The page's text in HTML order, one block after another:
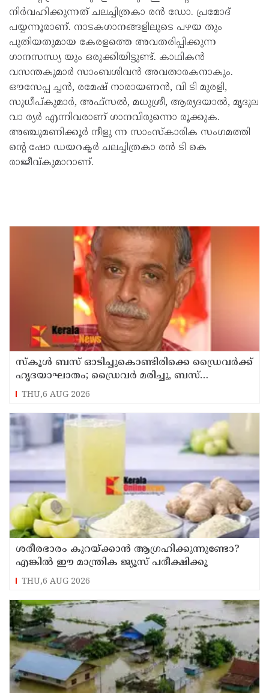
നിർവഹിക്കുന്നത് ചലച്ചിത്രകാ രൻ ഡോ. പ്രമോദ്
പയ്യന്നൂരാണ്. നാടകഗാനങ്ങളിലുടെ പഴയ തും
പുതിയതുമായ കേരളത്തെ അവതരിപ്പിക്കുന്ന
ഗാനസന്ധ്യ യും ഒരുക്കിയിട്ടുണ്ട്. കാഥികൻ
വസന്തകുമാർ സാംബശിവൻ അവതാരകനാകും.
ഔസേപ്പ ച്ചൻ, രമേഷ് നാരായണൻ, വി ടി മുരളി,
സുധീപ്കുമാർ, അഫ്സൽ, മധുശ്രീ, ആര്യദയാൽ, മൃദുല
വാ ര്യർ എന്നിവരാണ് ഗാനവിരുന്നൊ രൂക്കുക.
അഞ്ചുമണിക്കൂർ നീളു ന്ന സാംസ്കാരിക സംഗമത്തി
ൻ്റെ ഷോ ഡയറക്ടർ ചലച്ചിത്രകാ രൻ ടി കെ
രാജീവ്കുമാറാണ്.
സ്കൂൾ ബസ് ഓടിച്ചുകൊണ്ടിരിക്കെ ഡ്രൈവർക്ക്
ഹൃദയാഘാതം; ഡ്രൈവർ മരിച്ചു, ബസ്
കെട്ടിടത്തിൽ ഇടിച്ചുനിന്നു; രണ്ട് കുട്ടികൾക്ക്
പരിക്ക്
THU,6 AUG 2026
ശരീരഭാരം കുറയ്ക്കാൻ ആഗ്രഹിക്കുന്നുണ്ടോ?
എങ്കിൽ ഈ മാന്ത്രിക ജ്യൂസ് പരീക്ഷിക്കൂ
THU,6 AUG 2026